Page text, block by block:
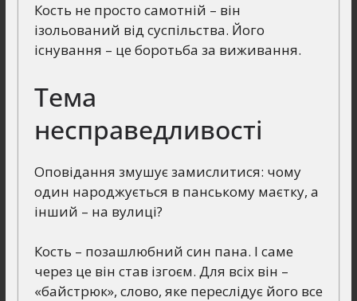
Кость не просто самотній – він
ізольований від суспільства. Його
існування – це боротьба за виживання.
Тема
несправедливості
Оповідання змушує замислитися: чому
один народжується в панському маєтку, а
інший – на вулиці?
Кость – позашлюбний син пана. І саме
через це він став ізгоєм. Для всіх він –
«байстрюк», слово, яке переслідує його все